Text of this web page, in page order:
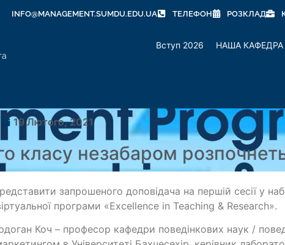
INFO@MANAGEMENT.SUMDU.EDU.UA ТЕЛЕФОН РОЗКЛАД
Вступ 2026 НАША КАФЕДРА
19 Лютого, 2021
класу незабаром
запрошеного доповідача на першій сесії у
програми «Excellence in Teaching & Research».
Коч – професор кафедри поведінкових наук /